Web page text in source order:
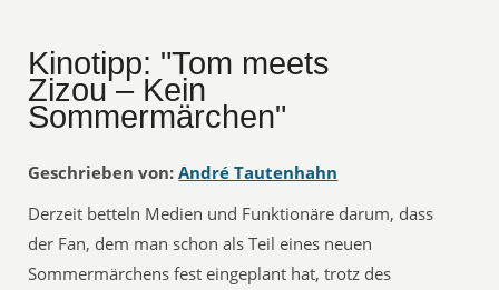
Kinotipp: "Tom meets
Zizou – Kein
Sommermärchen"
Geschrieben von: André Tautenhahn
Derzeit betteln Medien und Funktionäre darum, dass
der Fan, dem man schon als Teil eines neuen
Sommermärchens fest eingeplant hat, trotz des